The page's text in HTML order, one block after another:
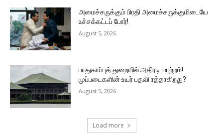
அமைச்சருக்கும் பிரதி அமைச்சருக்குமிடையே
உச்சக்கட்டப் போர்!
August 5, 2026
பாதுகாப்புத் துறையில் அதிரடி மாற்றம்!
முப்படைகளின் உயர் பதவி ரத்தாகிறது?
August 5, 2026
Load more